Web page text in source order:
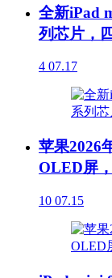
全新iPad
列芯片，
4 07.17
苹果2026
OLED屏
10 07.15